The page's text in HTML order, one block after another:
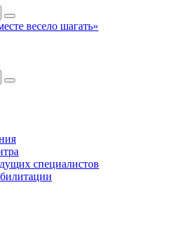
Search
Search
специалистов